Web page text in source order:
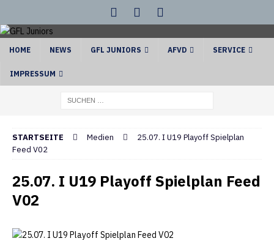
HOME NEWS GFL JUNIORS AFVD SERVICE
IMPRESSUM
STARTSEITE Medien
25.07. I U19 Playoff Spielplan
Feed V02
25.07. I U19 Playoff Spielplan Feed
V02